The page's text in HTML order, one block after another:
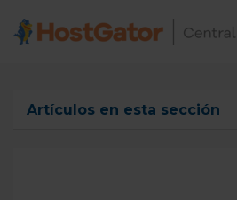
Artículos en esta sección